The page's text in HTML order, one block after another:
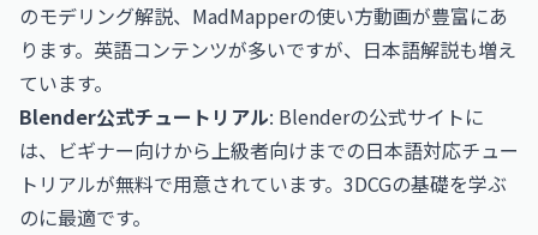
のモデリング解説、MadMapperの使い方動画が豊富にあ
ります。英語コンテンツが多いですが、日本語解説も増え
ています。
Blender公式チュートリアル: Blenderの公式サイトに
は、ビギナー向けから上級者向けまでの日本語対応チュー
トリアルが無料で用意されています。3DCGの基礎を学ぶ
のに最適です。